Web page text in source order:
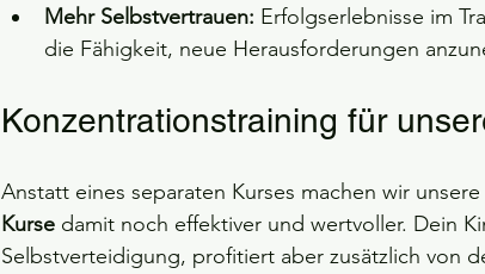
Mehr Selbstvertrauen: Erfolgserlebnisse im
die Fähigkeit, neue Herausforderungen
Konzentrationstraining für
Anstatt eines separaten Kurses machen wir
Kurse damit noch effektiver und wertvoller. Dein
Selbstverteidigung, profitiert aber zusätzlich von